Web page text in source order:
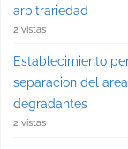
arbitrariedad
2 vistas
Establecimiento
separacion del
degradantes
2 vistas